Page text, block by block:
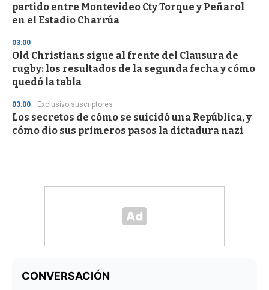
partido entre Montevideo Cty Torque y Peñarol
en el Estadio Charrúa
03:00
Old Christians sigue al frente del Clausura de
rugby: los resultados de la segunda fecha y cómo
quedó la tabla
03:00 Exclusivo suscriptores
Los secretos de cómo se suicidó una República, y
cómo dio sus primeros pasos la dictadura nazi